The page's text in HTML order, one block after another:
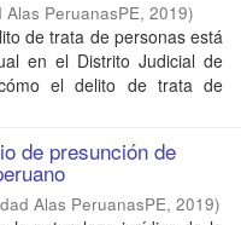
Alas PeruanasPE, 2019)
de trata de personas está
en el Distrito Judicial de
el delito de trata de
de presunción de
Alas PeruanasPE, 2019)